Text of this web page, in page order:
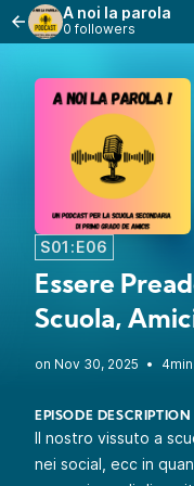
A noi la parola
0 followers
S01:E06
Essere
Scuola,
•
EPISODE DESCRIPTION
Il nostro vissuto a
nei social, ecc in